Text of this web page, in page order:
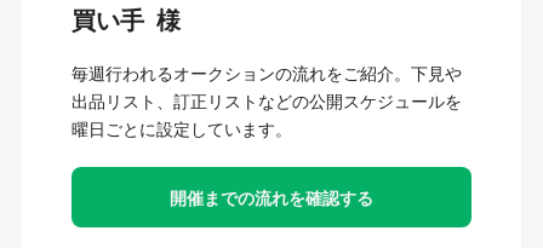
買い手
毎週行われるオークションの流れをご紹介。下見や
出品リスト、訂正リストなどの公開スケジュールを
曜日ごとに設定しています。
開催までの流れを確認する